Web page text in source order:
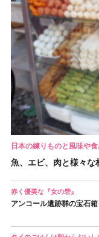
日本の練りものと風味や
魚、エビ、肉と様々な
赤く優美な『女の砦』
アンコール遺跡群の宝石